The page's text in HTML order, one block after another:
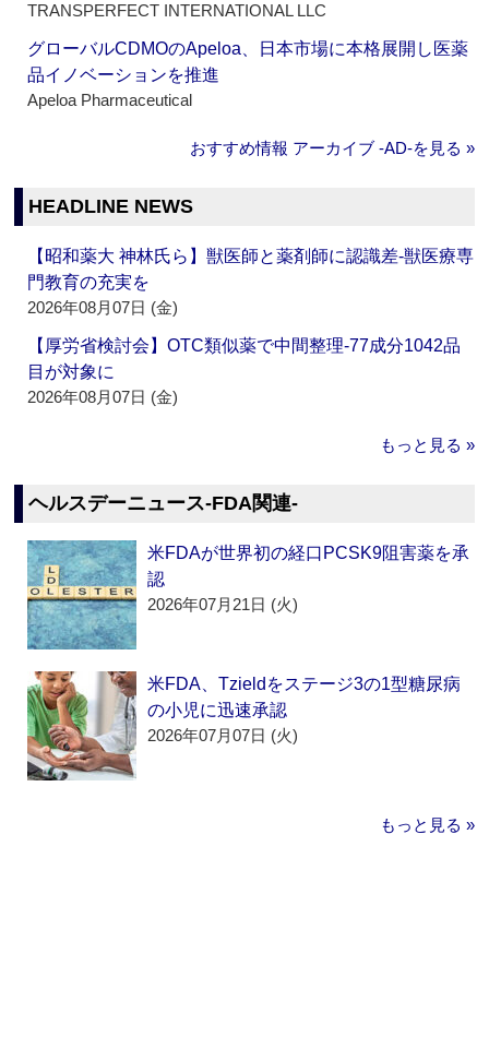
TRANSPERFECT INTERNATIONAL LLC
グローバルCDMOのApeloa、日本市場に本格展開し医薬
品イノベーションを推進
Apeloa Pharmaceutical
おすすめ情報 アーカイブ ‐AD‐を見る »
HEADLINE NEWS
【昭和薬大 神林氏ら】獣医師と薬剤師に認識差‐獣医療専
門教育の充実を
2026年08月07日 (金)
【厚労省検討会】OTC類似薬で中間整理‐77成分1042品
目が対象に
2026年08月07日 (金)
もっと見る »
ヘルスデーニュース‐FDA関連‐
米FDAが世界初の経口PCSK9阻害薬を承
認
2026年07月21日 (火)
米FDA、Tzieldをステージ3の1型糖尿病
の小児に迅速承認
2026年07月07日 (火)
もっと見る »